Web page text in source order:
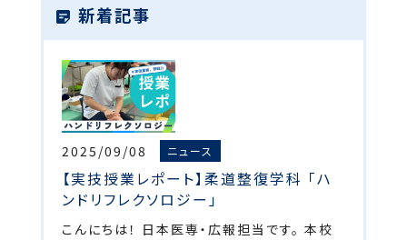
新着記事
2025/09/08 ニュース
【実技授業レポート】柔道整復学科 「ハ
ンドリフレクソロジー」
こんにちは！ 日本医専・広報担当です。 本校